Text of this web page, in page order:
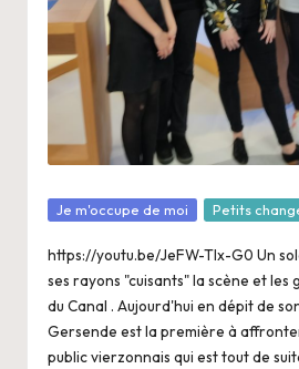
n
g
e
r
s
a
V
ie
Posté
Je m'occupe de moi Petits
https://youtu.be/JeFW-TIx-G0 Un
ses rayons "cuisants" la scène et les
du Canal . Aujourd'hui en dépit de
Gersende est la première à
public vierzonnais qui est tout de